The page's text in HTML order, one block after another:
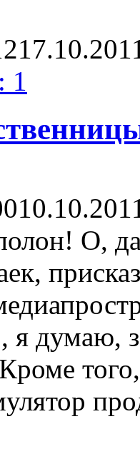
1
О,
я думаю,